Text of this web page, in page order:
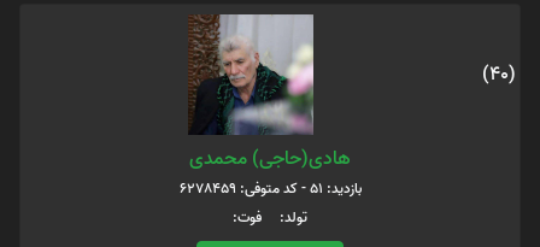
(40)
هادی(حاجی) محمدی
بازدید: 51 - کد متوفی: 6278459
تولد: فوت: